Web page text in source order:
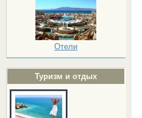
Отели
Туризм и отдых